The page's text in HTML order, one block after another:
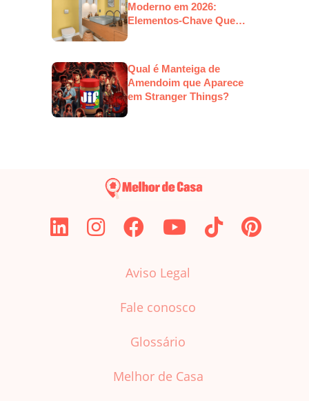
Moderno em 2026:
Elementos-Chave Que
Qual é Manteiga de
Amendoim que Aparece
em Stranger Things?
Aviso Legal
Fale conosco
Glossário
Melhor de Casa